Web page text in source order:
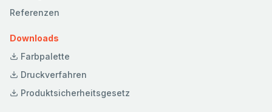
Referenzen
Downloads
Farbpalette
Druckverfahren
Produktsicherheitsgesetz